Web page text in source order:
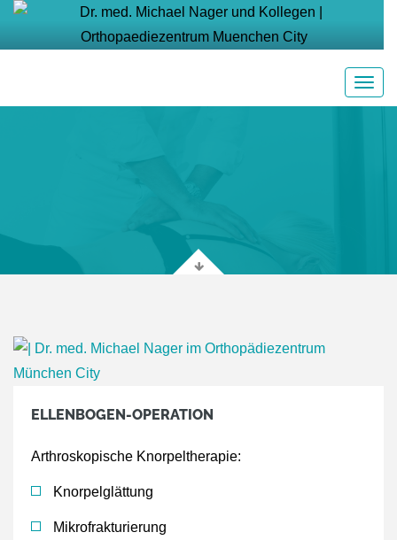
ELLENBOGEN-OPERATION
Arthroskopische Knorpeltherapie:
Knorpelglättung
Mikrofrakturierung